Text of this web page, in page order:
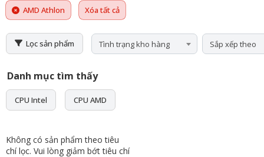
AMD Athlon Xóa tất cả
Lọc sản phẩm Tình trạng kho hàng Sắp xếp theo
Danh mục tìm thấy
CPU Intel CPU AMD
Không có sản phẩm theo tiêu
chí lọc. Vui lòng giảm bớt tiêu chí